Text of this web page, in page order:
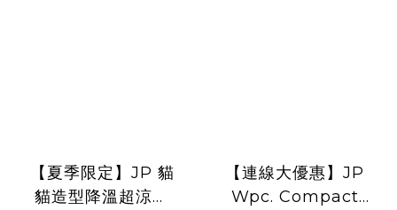
【夏季限定】JP 貓
貓造型降溫超涼感
【連線大優惠】JP
Wpc. Compact